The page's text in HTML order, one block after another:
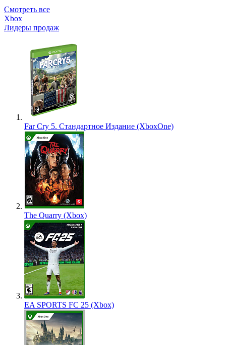
Смотреть все
Xbox
Лидеры продаж
Far Cry 5. Стандартное Издание (XboxOne)
The Quarry (Xbox)
EA SPORTS FC 25 (Xbox)